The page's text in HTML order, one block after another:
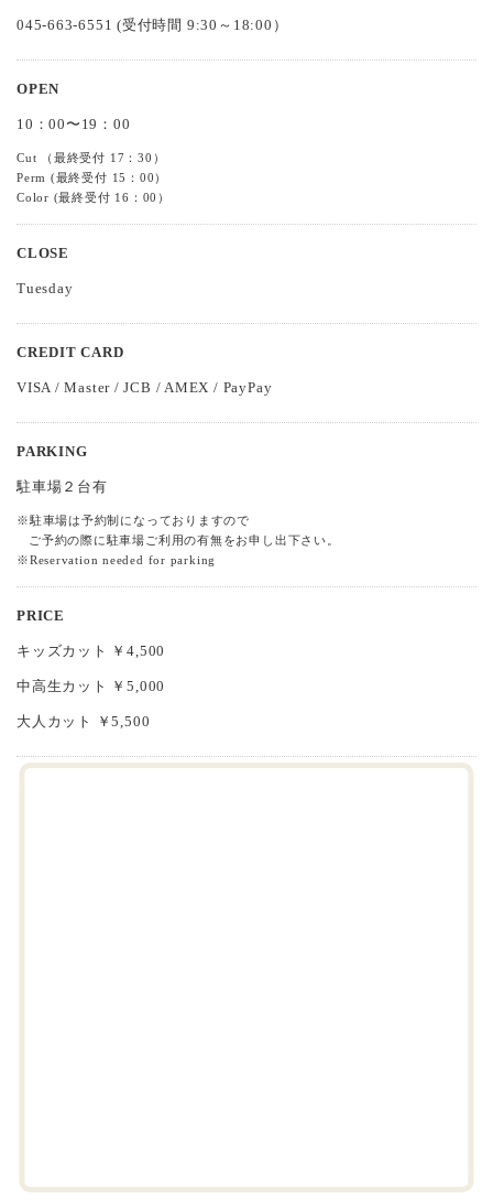
045-663-6551 (受付時間 9:30～18:00）
OPEN
10：00〜19：00
Cut （最終受付 17：30）
Perm (最終受付 15：00）
Color (最終受付 16：00）
CLOSE
Tuesday
CREDIT CARD
VISA / Master / JCB / AMEX / PayPay
PARKING
駐車場２台有
※駐車場は予約制になっておりますので
ご予約の際に駐車場ご利用の有無をお申し出下さい。
※Reservation needed for parking
PRICE
キッズカット ￥4,500
中高生カット ￥5,000
大人カット ￥5,500